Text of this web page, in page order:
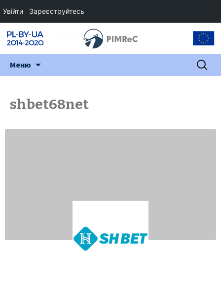
Меню Пошук:
shbet68net
Увійти Зареєструйтесь